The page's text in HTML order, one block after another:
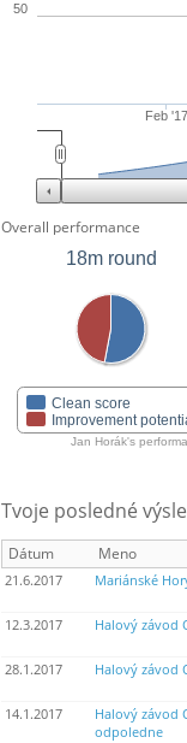
Feb '17
50
Overall performance
18m round
Clean score
Improvement
Jan Horák's
Tvoje posledné
Dátum Meno
21.6.2017 Mariánské
12.3.2017 Halový závod
28.1.2017 Halový závod
14.1.2017
Halový závod
odpoledne